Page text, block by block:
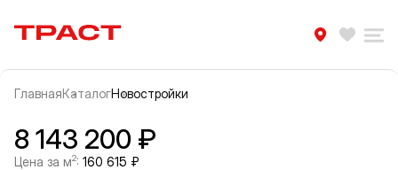
Траст | Служба недвижимости
ГлавнаяКаталогНовостройки
Информация об объекте
Галерея
8 143 200 ₽
Цена за м2: 160 615 ₽